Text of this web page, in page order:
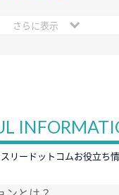
さらに表示
リードットコムお役立ち